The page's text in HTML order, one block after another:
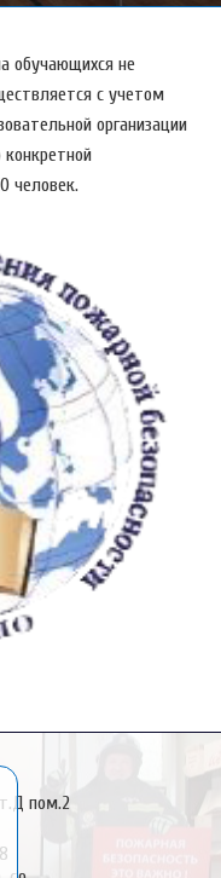
обучающихся не
с учетом
организации
человек.
пом.2